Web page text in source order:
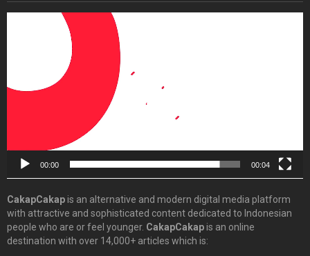
00:00 00:04
CakapCakapis an alternative and modern digital media platform
with attractive and sophisticated content dedicated to Indonesian
people who are or feel younger. CakapCakapis an online
destination with over 14,000+ articles which is: